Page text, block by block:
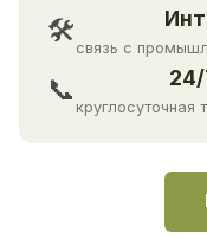
🛠
связь с
📞
круглосуточная